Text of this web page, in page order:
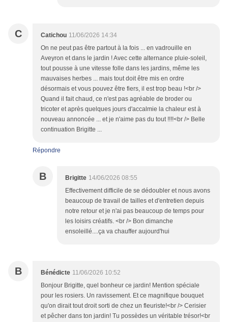
C Catichou 11/06/2026 14:34
On ne peut pas être partout à la fois ... en vadrouille en
Aveyron et dans le jardin ! Avec cette alternance pluie-soleil,
tout pousse à une vitesse folle dans les jardins, même les
mauvaises herbes ... mais tout doit être mis en ordre
désormais et vous pouvez être fiers, il est trop beau !<br />
Quand il fait chaud, ce n'est pas agréable de broder ou
tricoter et après quelques jours d'accalmie la chaleur est à
nouveau annoncée ... et je n'aime pas du tout !!!!<br /> Belle
continuation Brigitte ...
Répondre
B Brigitte 14/06/2026 08:55
Effectivement difficile de se dédoubler et nous avons
beaucoup de travail de tailles et d'entretien depuis
notre retour et je n'ai pas beaucoup de temps pour
les loisirs créatifs. <br /> Bon dimanche
ensoleillé....ça va chauffer aujourd'hui
B Bénédicte 11/06/2026 10:52
Bonjour Brigitte, quel bonheur ce jardin! Mention spéciale
pour les rosiers. Un ravissement. Et ce magnifique bouquet
qu'on dirait tout droit sorti de chez un fleuriste!<br /> Cerisier
et pêcher dans ton jardin! Tu possèdes un véritable trésor!<br